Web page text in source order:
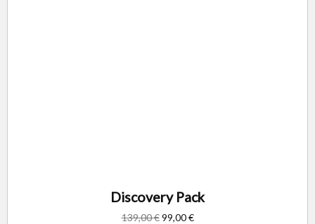
Discovery Pack
139,00€ 99,00€